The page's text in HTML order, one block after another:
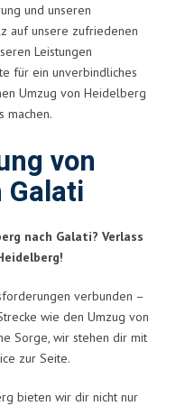
und unseren
auf unsere zufriedenen
Leistungen
für ein unverbindliches
Umzug von Heidelberg
machen.
von
Galati
nach Galati? Verlass
verbunden –
wie den Umzug von
Sorge, wir stehen dir mit
zur Seite.
bieten wir dir nicht nur